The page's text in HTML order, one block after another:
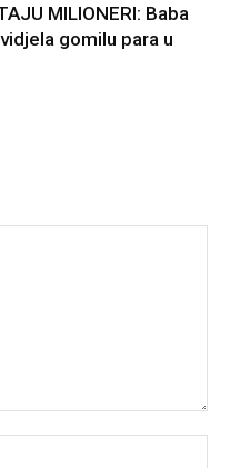
MILIONERI: Baba
gomilu para u